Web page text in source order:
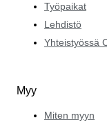
Työpaikat
Lehdistö
Yhteistyössä
Myy
Miten myyn